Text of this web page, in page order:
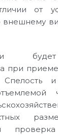
от
внешнему
при
Спелость